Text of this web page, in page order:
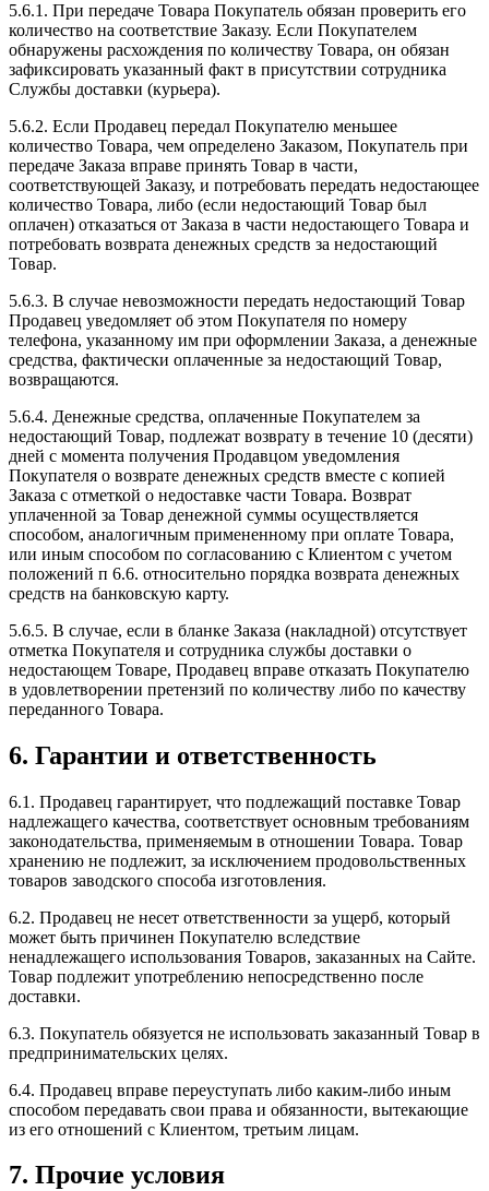
5.6.1. При передаче Товара Покупатель обязан проверить его
количество на соответствие Заказу. Если Покупателем
обнаружены расхождения по количеству Товара, он обязан
зафиксировать указанный факт в присутствии сотрудника
Службы доставки (курьера).
5.6.2. Если Продавец передал Покупателю меньшее
количество Товара, чем определено Заказом, Покупатель при
передаче Заказа вправе принять Товар в части,
соответствующей Заказу, и потребовать передать недостающее
количество Товара, либо (если недостающий Товар был
оплачен) отказаться от Заказа в части недостающего Товара и
потребовать возврата денежных средств за недостающий
Товар.
5.6.3. В случае невозможности передать недостающий Товар
Продавец уведомляет об этом Покупателя по номеру
телефона, указанному им при оформлении Заказа, а денежные
средства, фактически оплаченные за недостающий Товар,
возвращаются.
5.6.4. Денежные средства, оплаченные Покупателем за
недостающий Товар, подлежат возврату в течение 10 (десяти)
дней с момента получения Продавцом уведомления
Покупателя о возврате денежных средств вместе с копией
Заказа с отметкой о недоставке части Товара. Возврат
уплаченной за Товар денежной суммы осуществляется
способом, аналогичным примененному при оплате Товара,
или иным способом по согласованию с Клиентом с учетом
положений п 6.6. относительно порядка возврата денежных
средств на банковскую карту.
5.6.5. В случае, если в бланке Заказа (накладной) отсутствует
отметка Покупателя и сотрудника службы доставки о
недостающем Товаре, Продавец вправе отказать Покупателю
в удовлетворении претензий по количеству либо по качеству
переданного Товара.
6. Гарантии и ответственность
6.1. Продавец гарантирует, что подлежащий поставке Товар
надлежащего качества, соответствует основным требованиям
законодательства, применяемым в отношении Товара. Товар
хранению не подлежит, за исключением продовольственных
товаров заводского способа изготовления.
6.2. Продавец не несет ответственности за ущерб, который
может быть причинен Покупателю вследствие
ненадлежащего использования Товаров, заказанных на Сайте.
Товар подлежит употреблению непосредственно после
доставки.
6.3. Покупатель обязуется не использовать заказанный Товар в
предпринимательских целях.
6.4. Продавец вправе переуступать либо каким-либо иным
способом передавать свои права и обязанности, вытекающие
из его отношений с Клиентом, третьим лицам.
7. Прочие условия